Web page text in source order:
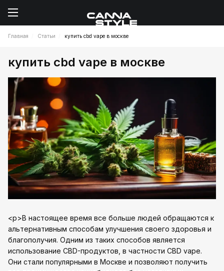
Главная Статьи купить cbd vape в москве
купить cbd vape в москве
<p>В настоящее время все больше людей обращаются к
альтернативным способам улучшения своего здоровья и
благополучия. Одним из таких способов является
использование CBD-продуктов, в частности CBD vape.
Они стали популярными в Москве и позволяют получить